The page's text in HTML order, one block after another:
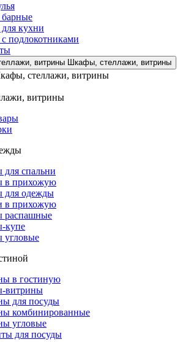
барные
кухни
с подлокотниками
Шкафы, стеллажи, витрины
витрины
спальни
прихожую
одежды
в прихожую
купе
в гостиную
витрины
для посуды
комбинированные
угловые
для посуды